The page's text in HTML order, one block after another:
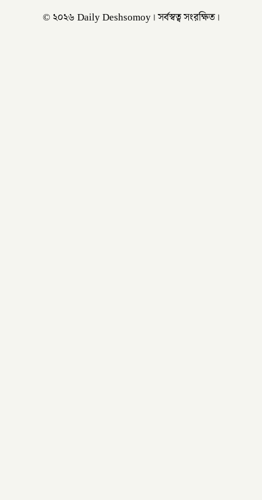
© ২০২৬ Daily Deshsomoy। সর্বস্বত্ব সংরক্ষিত।